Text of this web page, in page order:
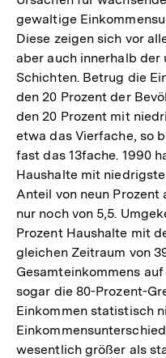
gewaltige
Diese zeigen sich vor
aber auch innerhalb der
Schichten. Betrug die
den 20 Prozent der
den 20 Prozent mit
etwa das Vierfache, so
fast das 13fache. 1990
Haushalte mit
Anteil von neun Prozent
nur noch von 5,5.
Prozent Haushalte mit
gleichen Zeitraum von
Gesamteinkommens
sogar die 80-Prozent-
Einkommen statistisch
wesentlich größer als